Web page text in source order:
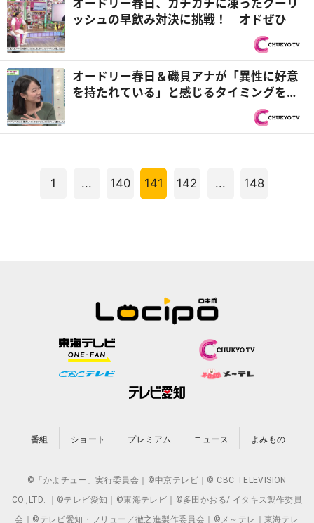
オードリー春日、カチカチに凍ったクーリ
ッシュの早飲み対決に挑戦！ オドぜひ
オードリー春日＆磯貝アナが「異性に好意
を持たれている」と感じるタイミングを告
1 ... 140 141 142 ... 148
番組 ショート プレミアム ニュース よみもの
©「かよチュー」実行委員会｜©中京テレビ｜© CBC TELEVISION
CO.,LTD. ｜©テレビ愛知｜©東海テレビ｜©多田かおる/ イタキス製作委員
会｜©テレビ愛知・フリュー／徹之進製作委員会｜©メ～テレ｜東海テレ